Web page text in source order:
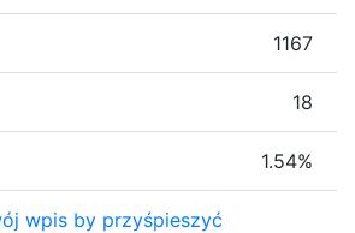
1167
18
1.54%
wpis by przyśpieszyć